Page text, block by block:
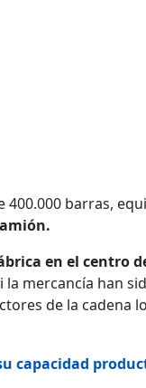
barras,
en el centro
mercancía han
de la cadena
capacidad